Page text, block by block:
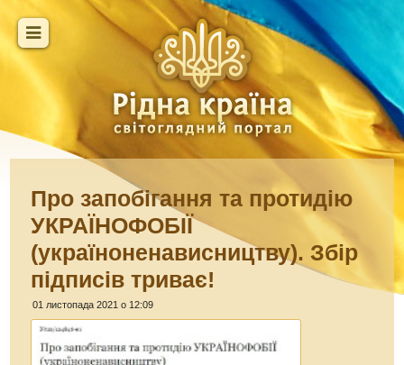
Про запобігання та протидію
УКРАЇНОФОБІЇ
(україноненависництву). Збір
підписів триває!
01 листопада 2021 о 12:09